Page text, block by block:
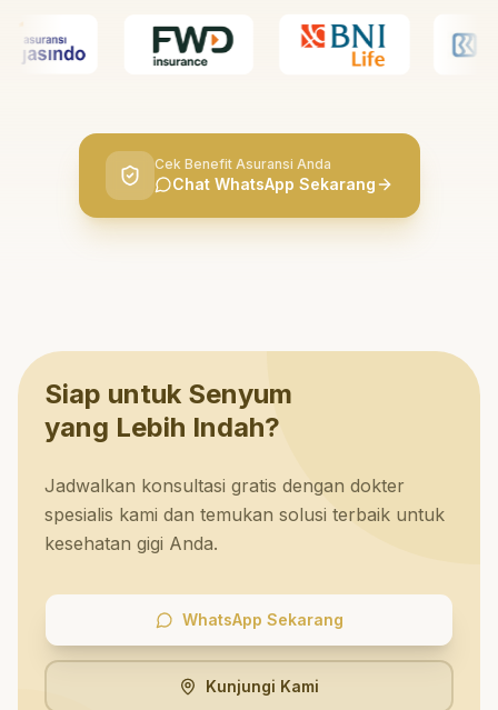
Cek Benefit Asuransi Anda
Chat WhatsApp Sekarang
Siap untuk Senyum
yang Lebih Indah?
Jadwalkan konsultasi gratis dengan dokter
spesialis kami dan temukan solusi terbaik untuk
kesehatan gigi Anda.
WhatsApp Sekarang
Kunjungi Kami